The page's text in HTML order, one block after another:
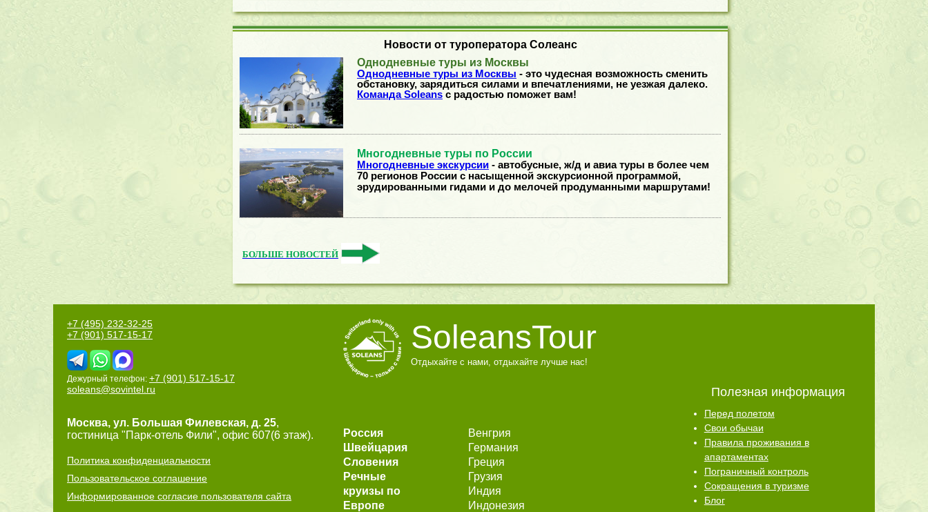
Новости от туроператора Солеанс
Однодневные туры из Москвы
Однодневные туры из Москвы - это чудесная возможность сменить
обстановку, зарядиться силами и впечатлениями, не уезжая далеко.
Команда Soleans с радостью поможет вам!
Многодневные туры по России
Многодневные экскурсии - автобусные, ж/д и авиа туры в более чем
70 регионов России с насыщенной экскурсионной программой,
эрудированными гидами и до мелочей продуманными маршрутами!
БОЛЬШЕ НОВОСТЕЙ
+7 (495) 232-32-25
+7 (901) 517-15-17
Дежурный телефон: +7 (901) 517-15-17
soleans@sovintel.ru
Москва, ул. Большая Филевская, д. 25,
гостиница "Парк-отель Фили", офис 607(6 этаж).
Политика конфиденциальности
Пользовательское соглашение
Информированное согласие пользователя сайта
SoleansTour
Отдыхайте с нами, отдыхайте лучше нас!
Россия
Швейцария
Словения
Речные
круизы по
Европе
Венгрия
Германия
Греция
Грузия
Индия
Индонезия
Полезная информация
Перед полетом
Свои обычаи
Правила проживания в
апартаментах
Пограничный контроль
Сокращения в туризме
Блог